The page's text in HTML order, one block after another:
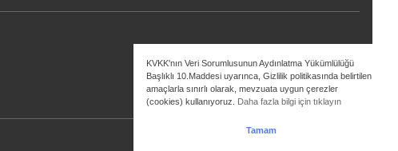
KVKK'nın Veri Sorumlusunun Aydınlatma Yükümlülüğü
Başlıklı 10.Maddesi uyarınca, Gizlilik politikasında belirtilen
amaçlarla sınırlı olarak, mevzuata uygun çerezler
(cookies) kullanıyoruz. Daha fazla bilgi için tıklayın
Tamam